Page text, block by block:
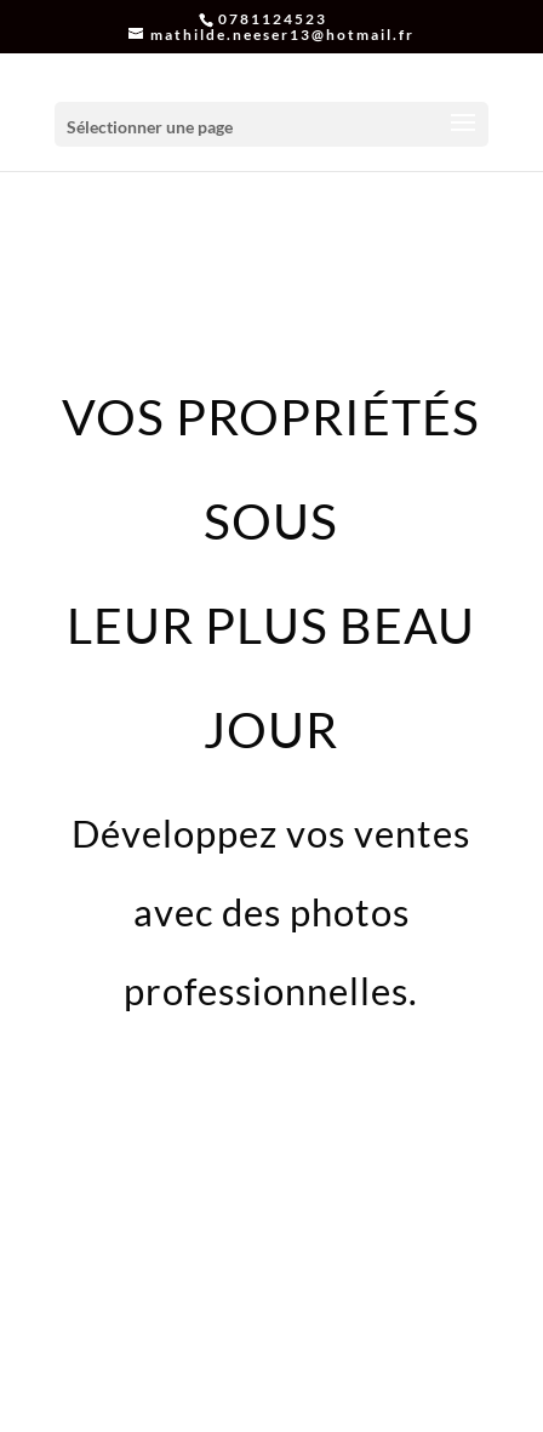
0781124523
mathilde.neeser13@hotmail.fr
Sélectionner une page
VOS PROPRIÉTÉS
SOUS
LEUR PLUS BEAU
JOUR
Développez vos ventes
avec des photos
professionnelles.